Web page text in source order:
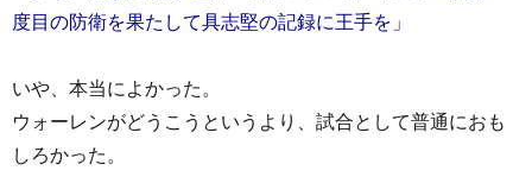
度目の防衛を果たして具志堅の記録に王手を」
いや、本当によかった。
ウォーレンがどうこうというより、試合として普通におも
しろかった。